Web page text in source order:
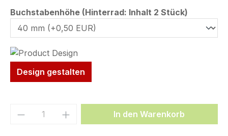
Buchstabenhöhe (Hinterrad: Inhalt 2 Stück)
Design gestalten
Produkt Anzahl: Gib denIn den Warenkorb